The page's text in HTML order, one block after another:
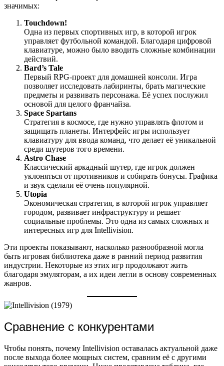
значимых:
Touchdown!
Одна из первых спортивных игр, в которой игрок
управляет футбольной командой. Благодаря цифровой
клавиатуре, можно было вводить сложные комбинации
действий.
Bard’s Tale
Первый RPG-проект для домашней консоли. Игра
позволяет исследовать лабиринты, брать магические
предметы и развивать персонажа. Её успех послужил
основой для целого франчайза.
Space Spartans
Стратегия в космосе, где нужно управлять флотом и
защищать планеты. Интерфейс игры использует
клавиатуру для ввода команд, что делает её уникальной
среди шутеров того времени.
Astro Chase
Классический аркадный шутер, где игрок должен
уклоняться от противников и собирать бонусы. Графика
и звук сделали её очень популярной.
Utopia
Экономическая стратегия, в которой игрок управляет
городом, развивает инфраструктуру и решает
социальные проблемы. Это одна из самых сложных и
интересных игр для Intellivision.
Эти проекты показывают, насколько разнообразной могла
быть игровая библиотека даже в ранний период развития
индустрии. Некоторые из этих игр продолжают жить
благодаря эмуляторам, а их идеи легли в основу современных
жанров.
Сравнение с конкурентами
Чтобы понять, почему Intellivision оставалась актуальной даже
после выхода более мощных систем, сравним её с другими